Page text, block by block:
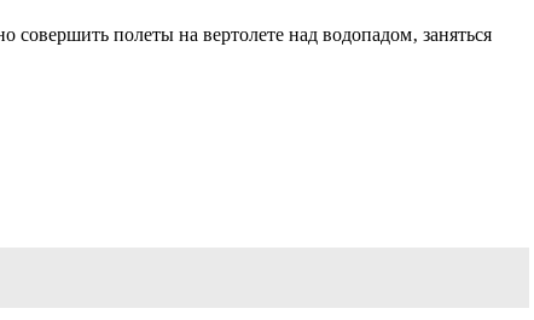
полеты на вертолете над водопадом‚ заняться